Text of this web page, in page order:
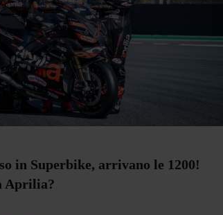
in Superbike, arrivano le 1200!
Aprilia?